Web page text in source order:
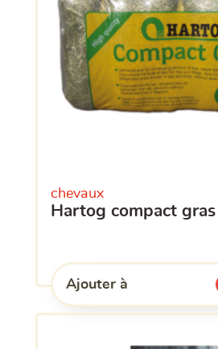
chevaux
hartog compact
Ajouter à
l'une de mes listes.